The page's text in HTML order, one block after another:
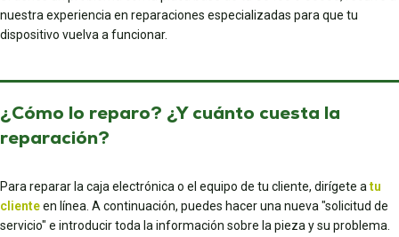
nuestra experiencia en reparaciones especializadas para que tu
dispositivo vuelva a funcionar.
¿Cómo lo reparo? ¿Y cuánto cuesta la
reparación?
Para reparar la caja electrónica o el equipo de tu cliente, dirígete atu
clienteen línea. A continuación, puedes hacer una nueva "solicitud de
servicio" e introducir toda la información sobre la pieza y su problema.